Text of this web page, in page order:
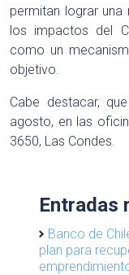
permitan lograr
los impactos del
como un
objetivo.
Cabe destacar,
agosto, en las
3650, Las Condes.
Entradas
Banco de
plan para